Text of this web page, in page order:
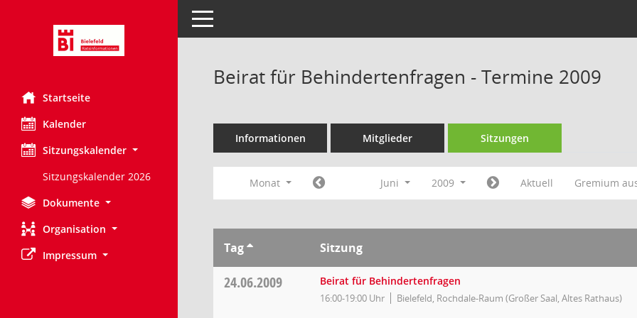
Startseite
Kalender
Sitzungskalender
Sitzungskalender 2026
Dokumente
Organisation
Impressum
Toggle navigation
Beirat für Behindertenfragen - Termine 2009
Informationen Mitglieder Sitzungen
Monat Juni 2009 Aktuell Gremium
Tag Sitzung
24.06.2009 Beirat für Behindertenfragen
16:00-19:00 Uhr Bielefeld, Rochdale-Raum (Großer Saal, Altes Rathaus)